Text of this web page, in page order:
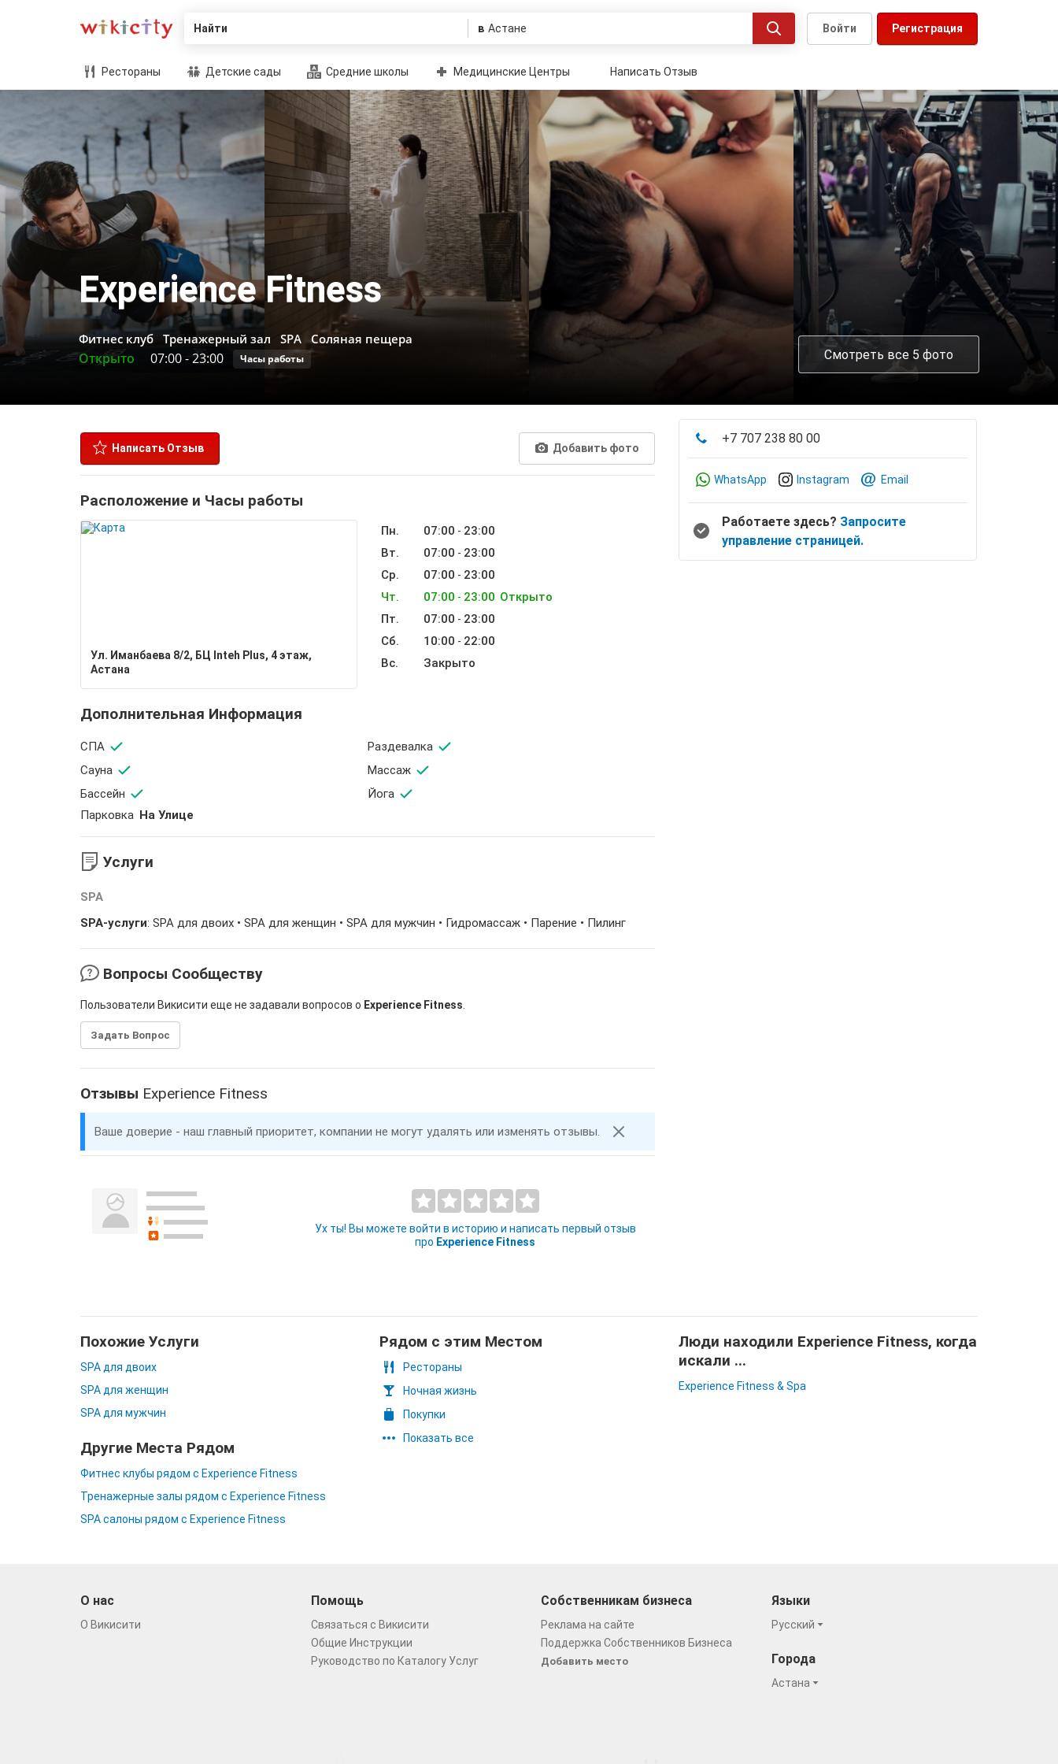
Найти в Регистрация
Войти
Рестораны Детские сады Средние школы Медицинские Центры Написать Отзыв
Experience Fitness
Фитнес клуб Тренажерный зал SPA Соляная пещера
Открыто 07:00-23:00 Часы работы Смотреть все 5 фото
Написать Отзыв Добавить фото
Расположение и Часы работы
Ул. Иманбаева 8/2, БЦ Inteh Plus, 4 этаж,
Астана
Пн. 07:00 - 23:00
Вт.
07:00 - 23:00
Ср.
07:00 - 23:00
Чт.
07:00 - 23:00 Открыто
Пт.
07:00 - 23:00
Сб.
10:00 - 22:00
Вс.
Закрыто
Дополнительная Информация
СПА
Раздевалка
Сауна
Массаж
Бассейн
Йога
Парковка На Улице
Услуги
SPA
SPA-услуги: SPA для двоих • SPA для женщин • SPA для мужчин • Гидромассаж • Парение • Пилинг
Вопросы Сообществу
Пользователи Викисити еще не задавали вопросов о Experience Fitness
Задать Вопрос
Отзывы Experience Fitness
Ваше доверие - наш главный приоритет, компании не могут удалять или изменять отзывы.
Ух ты! Вы можете войти в историю и написать первый отзыв
про Experience Fitness
+7 707 238 80 00
WhatsApp Instagram Email
Работаете здесь? Запросите
управление страницей.
Похожие Услуги
SPA для двоих
SPA для женщин
SPA для мужчин
Другие Места Рядом
Фитнес клубы рядом с Experience Fitness
Тренажерные залы рядом с Experience Fitness
SPA салоны рядом с Experience Fitness
Рядом с этим Местом
Рестораны
Ночная жизнь
Покупки
Показать все
Люди находили Experience Fitness, когда
искали ...
Experience Fitness & Spa
О нас
О Викисити
Помощь
Связаться с Викисити
Общие Инструкции
Руководство по Каталогу Услуг
Собственникам бизнеса
Реклама на сайте
Поддержка Собственников Бизнеса
Добавить место
Языки
Русский
Города
Астана